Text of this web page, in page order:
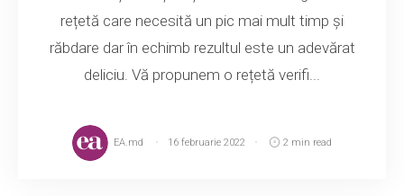
rețetă care necesită un pic mai mult timp și
răbdare dar în echimb rezultul este un adevărat
deliciu. Vă propunem o rețetă verifi...
EA.md 16 februarie 2022 2 min read